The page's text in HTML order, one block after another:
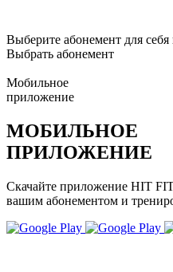
Выберите абонемент для себя
Выбрать абонемент
Мобильное
приложение
МОБИЛЬНОЕ
ПРИЛОЖЕНИЕ
Скачайте приложение HIT
вашим абонементом и